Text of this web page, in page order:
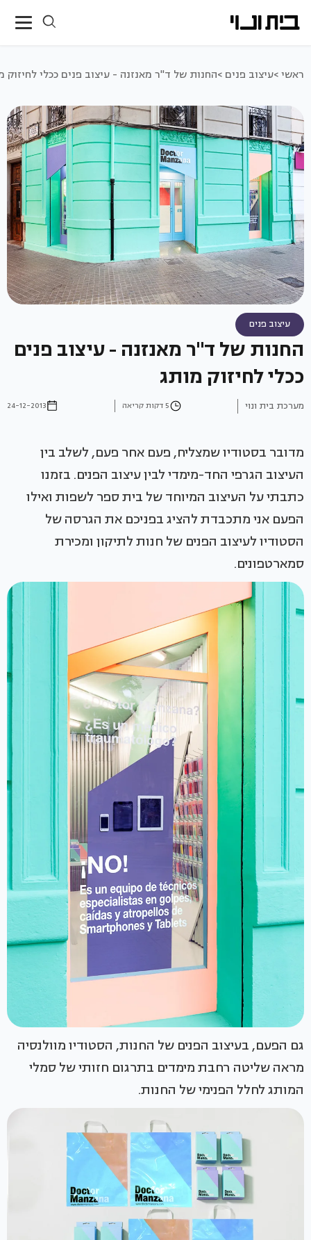
ראשי >עיצוב פנים >החנות של ד"ר מאנזנה - עיצוב פנים ככלי לחיזוק
עיצוב פנים
החנות של ד"ר מאנזנה - עיצוב פנים
ככלי לחיזוק מותג
מערכת בית ונוי 5 דקות קריאה 24-12-2013
מדובר בסטודיו שמצליח, פעם אחר פעם, לשלב בין
העיצוב הגרפי החד-מימדי לבין עיצוב הפנים. בזמנו
כתבתי על העיצוב המיוחד של בית ספר לשפות ואילו
הפעם אני מתכבדת להציג בפניכם את הגרסה של
הסטודיו לעיצוב הפנים של חנות לתיקון ומכירת
סמארטפונים.
גם הפעם, בעיצוב הפנים של החנות, הסטודיו מוולנסיה
מראה שליטה רחבת מימדים בתרגום חזותי של סמלי
המותג לחלל הפנימי של החנות.